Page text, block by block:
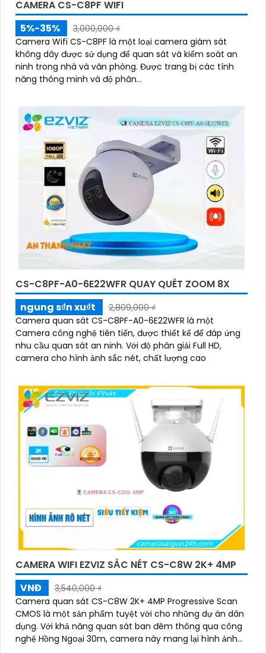
CAMERA CS-C8PF WIFI
5%-35%
3,000,000 ₫
Camera Wifi CS-C8PF là một loại camera giám sát
không dây được sử dụng để quan sát và kiểm soát an
ninh trong nhà và văn phòng. Được trang bị các tính
năng thông minh và độ phân...
CS-C8PF-A0-6E22WFR QUAY QUÉT ZOOM 8X
ngung s₫n xu₫t
2,809,000 ₫
Camera quan sát CS-C8PF-A0-6E22WFR là một
Camera công nghệ tiên tiến, được thiết kế để đáp ứng
nhu cầu quan sát an ninh. Với độ phân giải Full HD,
camera cho hình ảnh sắc nét, chất lượng cao
CAMERA WIFI EZVIZ SẮC NÉT CS-C8W 2K+ 4MP
VNĐ
3,540,000 ₫
Camera quan sát CS-C8W 2K+ 4MP Progressive Scan
CMOS là một sản phẩm tuyệt vời cho những dự án dân
dụng. Với khả năng quan sát ban đêm thông qua công
nghệ Hồng Ngoại 30m, camera này mang lại hình ảnh